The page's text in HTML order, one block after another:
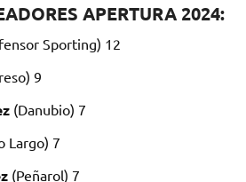
APERTURA 2024:
Sporting) 12
9
(Danubio) 7
Largo) 7
(Peñarol) 7